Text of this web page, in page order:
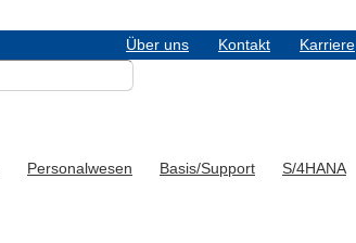
Über uns Kontakt Karriere
Personalwesen Basis/Support S/4HANA